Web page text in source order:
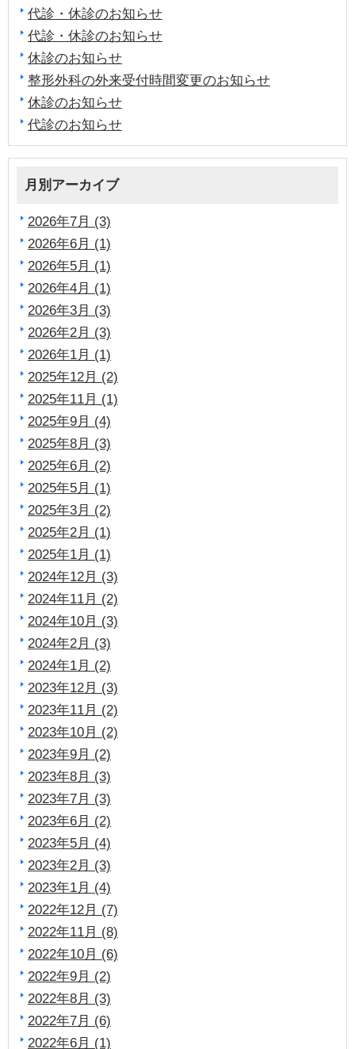
代診・休診のお知らせ
代診・休診のお知らせ
休診のお知らせ
整形外科の外来受付時間変更のお知らせ
休診のお知らせ
代診のお知らせ
月別アーカイブ
2026年7月 (3)
2026年6月 (1)
2026年5月 (1)
2026年4月 (1)
2026年3月 (3)
2026年2月 (3)
2026年1月 (1)
2025年12月 (2)
2025年11月 (1)
2025年9月 (4)
2025年8月 (3)
2025年6月 (2)
2025年5月 (1)
2025年3月 (2)
2025年2月 (1)
2025年1月 (1)
2024年12月 (3)
2024年11月 (2)
2024年10月 (3)
2024年2月 (3)
2024年1月 (2)
2023年12月 (3)
2023年11月 (2)
2023年10月 (2)
2023年9月 (2)
2023年8月 (3)
2023年7月 (3)
2023年6月 (2)
2023年5月 (4)
2023年2月 (3)
2023年1月 (4)
2022年12月 (7)
2022年11月 (8)
2022年10月 (6)
2022年9月 (2)
2022年8月 (3)
2022年7月 (6)
2022年6月 (1)